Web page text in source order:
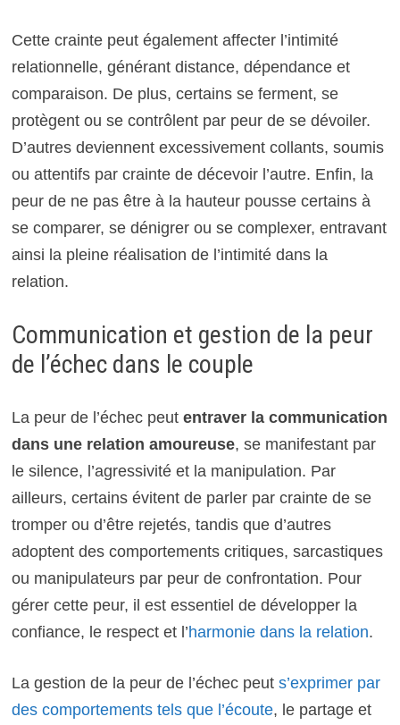
Cette crainte peut également affecter l’intimité
relationnelle, générant distance, dépendance et
comparaison. De plus, certains se ferment, se
protègent ou se contrôlent par peur de se dévoiler.
D’autres deviennent excessivement collants, soumis
ou attentifs par crainte de décevoir l’autre. Enfin, la
peur de ne pas être à la hauteur pousse certains à
se comparer, se dénigrer ou se complexer, entravant
ainsi la pleine réalisation de l’intimité dans la
relation.
Communication et gestion de la peur
de l’échec dans le couple
La peur de l’échec peut entraver la communication
dans une relation amoureuse, se manifestant par
le silence, l’agressivité et la manipulation. Par
ailleurs, certains évitent de parler par crainte de se
tromper ou d’être rejetés, tandis que d’autres
adoptent des comportements critiques, sarcastiques
ou manipulateurs par peur de confrontation. Pour
gérer cette peur, il est essentiel de développer la
confiance, le respect et l’harmonie dans la relation.
La gestion de la peur de l’échec peut s’exprimer par
des comportements tels que l’écoute, le partage et